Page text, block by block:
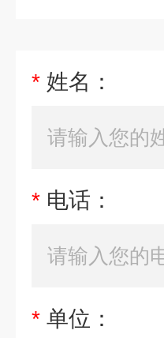
* 姓名：
* 电话：
* 单位：